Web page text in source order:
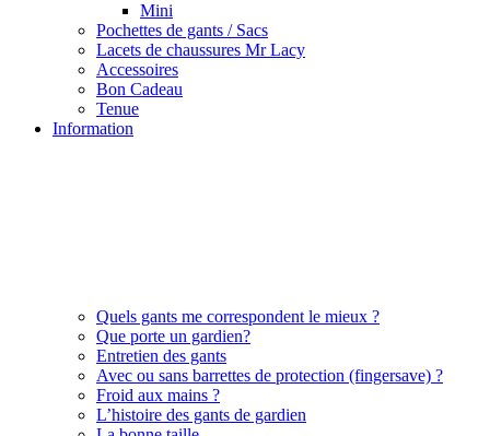
Mini
Pochettes de gants / Sacs
Lacets de chaussures Mr Lacy
Accessoires
Bon Cadeau
Tenue
Information
Quels gants me correspondent le mieux ?
Que porte un gardien?
Entretien des gants
Avec ou sans barrettes de protection (fingersave) ?
Froid aux mains ?
L’histoire des gants de gardien